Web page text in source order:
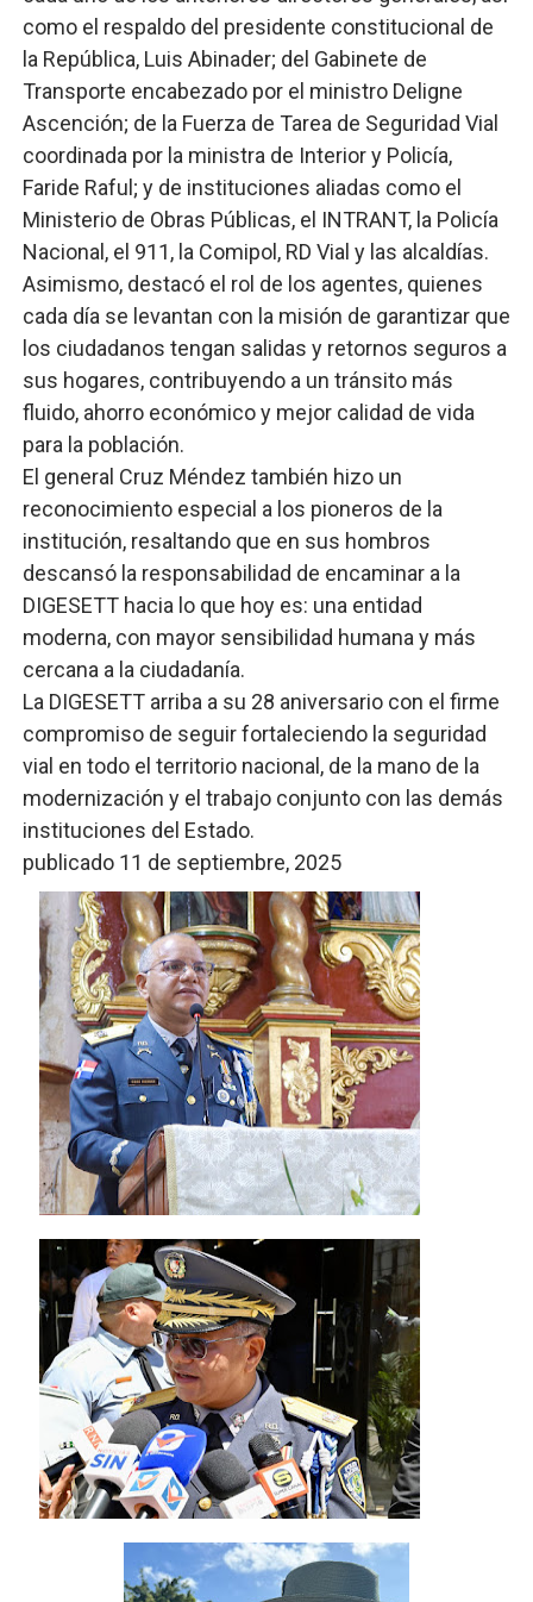
como el respaldo del presidente constitucional de
la República, Luis Abinader; del Gabinete de
Transporte encabezado por el ministro Deligne
Ascención; de la Fuerza de Tarea de Seguridad Vial
coordinada por la ministra de Interior y Policía,
Faride Raful; y de instituciones aliadas como el
Ministerio de Obras Públicas, el INTRANT, la Policía
Nacional, el 911, la Comipol, RD Vial y las alcaldías.
Asimismo, destacó el rol de los agentes, quienes
cada día se levantan con la misión de garantizar que
los ciudadanos tengan salidas y retornos seguros a
sus hogares, contribuyendo a un tránsito más
fluido, ahorro económico y mejor calidad de vida
para la población.
El general Cruz Méndez también hizo un
reconocimiento especial a los pioneros de la
institución, resaltando que en sus hombros
descansó la responsabilidad de encaminar a la
DIGESETT hacia lo que hoy es: una entidad
moderna, con mayor sensibilidad humana y más
cercana a la ciudadanía.
La DIGESETT arriba a su 28 aniversario con el firme
compromiso de seguir fortaleciendo la seguridad
vial en todo el territorio nacional, de la mano de la
modernización y el trabajo conjunto con las demás
instituciones del Estado.
publicado 11 de septiembre, 2025